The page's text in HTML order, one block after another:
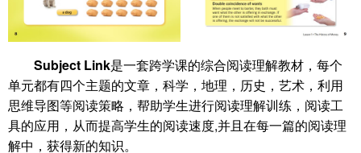
Subject Link是一套跨学课的综合阅读理解教材，每个
单元都有四个主题的文章，科学，地理，历史，艺术，利用
思维导图等阅读策略，帮助学生进行阅读理解训练，阅读工
具的应用，从而提高学生的阅读速度,并且在每一篇的阅读理
解中，获得新的知识。